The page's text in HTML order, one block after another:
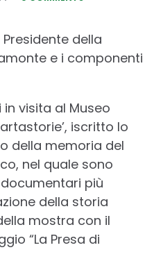
della
e i componenti
visita al Museo
iscritto lo
della memoria del
nel quale sono
più
della storia
mostra con il
“La Presa di